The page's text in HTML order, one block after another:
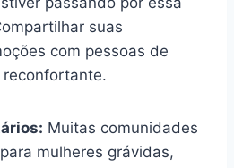
suas
com pessoas de
Muitas comunidades
mulheres grávidas,